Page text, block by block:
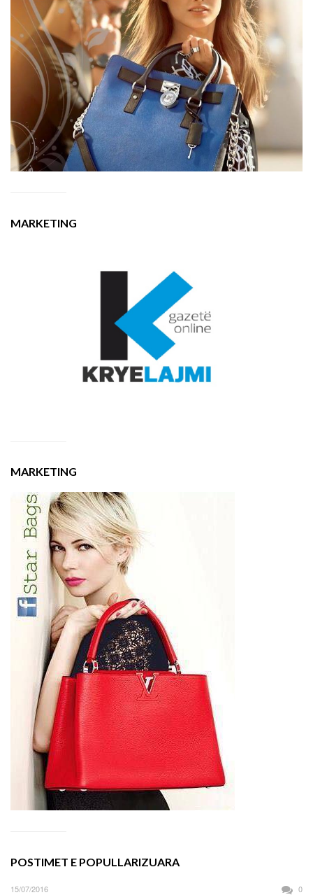
MARKETING
MARKETING
POSTIMET E POPULLARIZUARA
15/07/2016 0